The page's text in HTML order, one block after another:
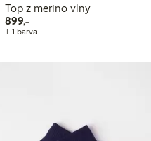
Top z merino vlny
899,-899,00 Kč
+ 1 barva